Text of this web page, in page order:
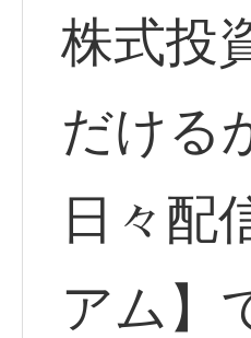
株式投
だける
日々配
アム】